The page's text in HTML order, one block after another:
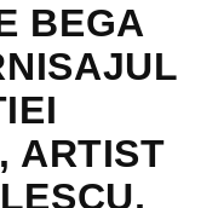
BEGA
ARTIST